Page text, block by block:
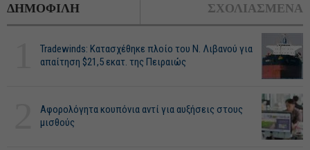
ΔΗΜΟΦΙΛΗ ΣΧΟΛΙΑΣΜΕΝΑ
Tradewinds: Κατασχέθηκε πλοίο του Ν. Λιβανού για
απαίτηση $21,5 εκατ. της Πειραιώς
Αφορολόγητα κουπόνια αντί για αυξήσεις στους
μισθούς